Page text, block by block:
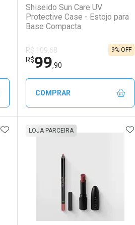
Ativar Desconto
Comprar sem Desconto
Comprar sem Desconto
FECHAR
FECHAR
Shiseido Sun Care UV
Protective Case - Estojo para
Base Compacta
R$ 109,68
R$99,90
9% OFF
COMPRAR
Laboratório
Por Menos
ADICIONAR AOS FAVORITOS
LOJA PARCEIRA